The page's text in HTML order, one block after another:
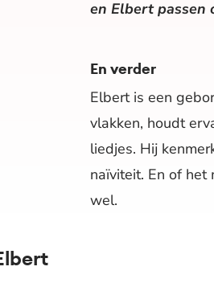
en Elbert passen
En verder
Elbert is een
vlakken, houdt
liedjes. Hij
naïviteit. En of het
wel.